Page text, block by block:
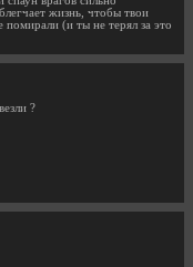
жизнь, чтобы твои
(и ты не терял за это
?